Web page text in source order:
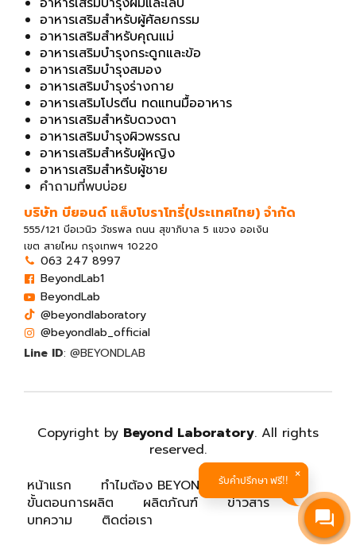
อาหารเสริมสำหรับผู้ศัลยกรรม
อาหารเสริมสำหรับคุณแม่
อาหารเสริมบำรุงกระดูกและข้อ
อาหารเสริมบำรุงสมอง
อาหารเสริมบำรุงร่างกาย
อาหารเสริมโปรตีน ทดแทนมื้ออาหาร
อาหารเสริมสำหรับดวงตา
อาหารเสริมบำรุงผิวพรรณ
อาหารเสริมสำหรับผู้หญิง
อาหารเสริมสำหรับผู้ชาย
คำถามที่พบบ่อย
บริษัท บียอนด์ แล็บโบราโทรี่(ประเทศไทย) จํากัด
555/121 บีอเวนิว วัชรพล ถนน สุขาภิบาล 5 แขวง ออเงิน
เขต สายไหม กรุงเทพฯ 10220
063 247 8997
BeyondLab1
BeyondLab
@beyondlaboratory
@beyondlab_official
Line ID: @BEYONDLAB
Copyright by Beyond Laboratory. All rights
reserved.
หน้าแรก
ทำไมต้อง BEYONDLAB
บริการ
ขั้นตอนการผลิต
ผลิตภัณฑ์
ข่าวสาร
บทความ
ติดต่อเรา
รับคำปรึกษา ฟรี!!